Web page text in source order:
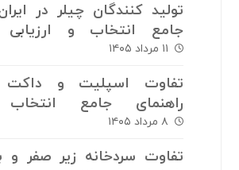
تولید کنندگان چیلر در
جامع انتخاب و ارزیابی
سیستم های برودتی
۱۱ مرداد ۱۴۰۵
تفاوت اسپلیت و داکت
راهنمای جامع
سرمایش و گرمایش
۸ مرداد ۱۴۰۵
تفاوت سردخانه زیر صفر و